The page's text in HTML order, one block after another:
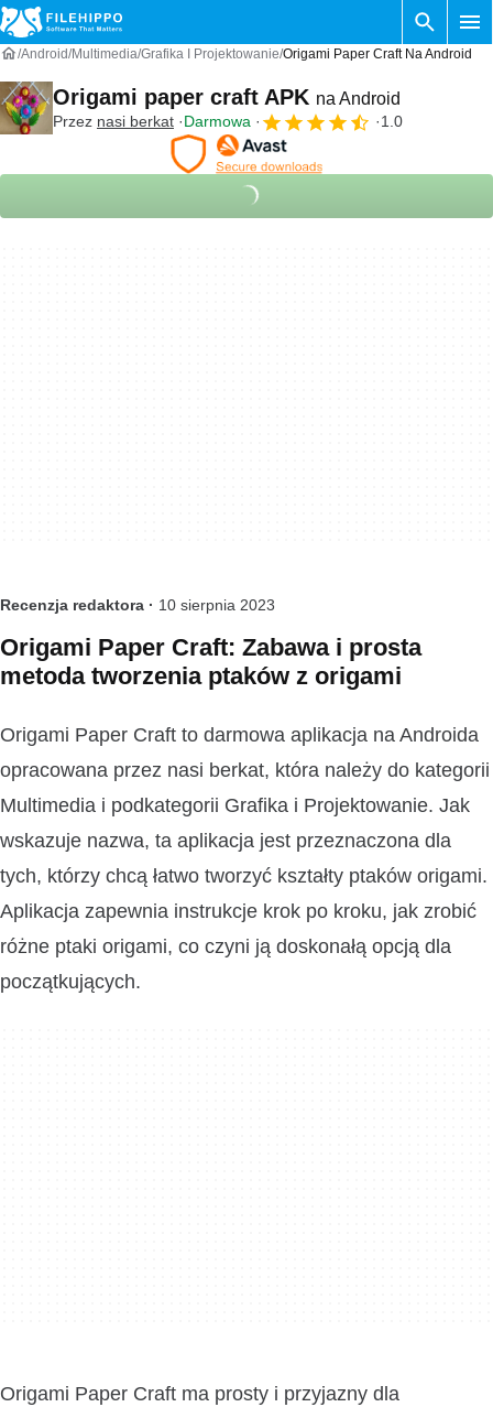
Android Multimedia Grafika I Projektowanie Origami Paper Craft Na Android
Origami paper craft APK na Android
Przez nasi berkat Darmowa 1.0
Recenzja redaktora · 10 sierpnia 2023
Origami Paper Craft: Zabawa i prosta
metoda tworzenia ptaków z origami
Origami Paper Craft to darmowa aplikacja na Androida
opracowana przez nasi berkat, która należy do kategorii
Multimedia i podkategorii Grafika i Projektowanie. Jak
wskazuje nazwa, ta aplikacja jest przeznaczona dla
tych, którzy chcą łatwo tworzyć kształty ptaków origami.
Aplikacja zapewnia instrukcje krok po kroku, jak zrobić
różne ptaki origami, co czyni ją doskonałą opcją dla
początkujących.
Origami Paper Craft ma prosty i przyjazny dla